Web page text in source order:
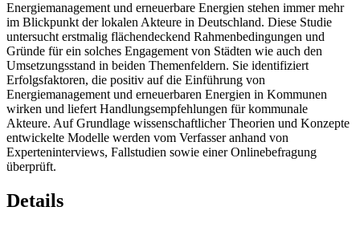
Energiemanagement und erneuerbare Energien stehen immer mehr
im Blickpunkt der lokalen Akteure in Deutschland. Diese Studie
untersucht erstmalig flächendeckend Rahmenbedingungen und
Gründe für ein solches Engagement von Städten wie auch den
Umsetzungsstand in beiden Themenfeldern. Sie identifiziert
Erfolgsfaktoren, die positiv auf die Einführung von
Energiemanagement und erneuerbaren Energien in Kommunen
wirken und liefert Handlungsempfehlungen für kommunale
Akteure. Auf Grundlage wissenschaftlicher Theorien und Konzepte
entwickelte Modelle werden vom Verfasser anhand von
Experteninterviews, Fallstudien sowie einer Onlinebefragung
überprüft.
Details